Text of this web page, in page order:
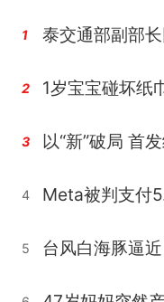
1
2
3
4 Meta被判支付
5 台风白海豚逼